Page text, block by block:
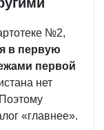
№2,
в первую
первой
нет
«главнее».